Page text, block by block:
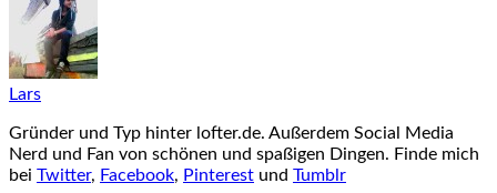
Lars
Gründer und Typ hinter lofter.de. Außerdem Social Media
Nerd und Fan von schönen und spaßigen Dingen. Finde mich
bei Twitter, Facebook, Pinterest und Tumblr